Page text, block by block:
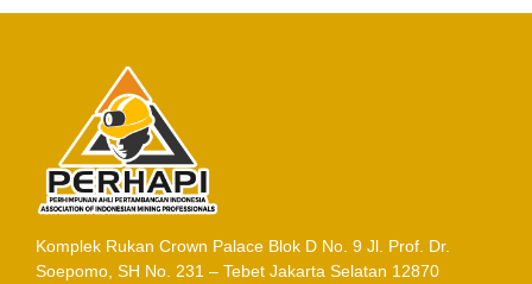
Komplek Rukan Crown Palace Blok D No. 9 Jl. Prof. Dr.
Soepomo, SH No. 231 – Tebet Jakarta Selatan 12870